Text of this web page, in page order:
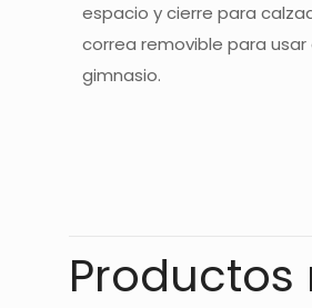
espacio y cierre para
correa removible para
gimnasio.